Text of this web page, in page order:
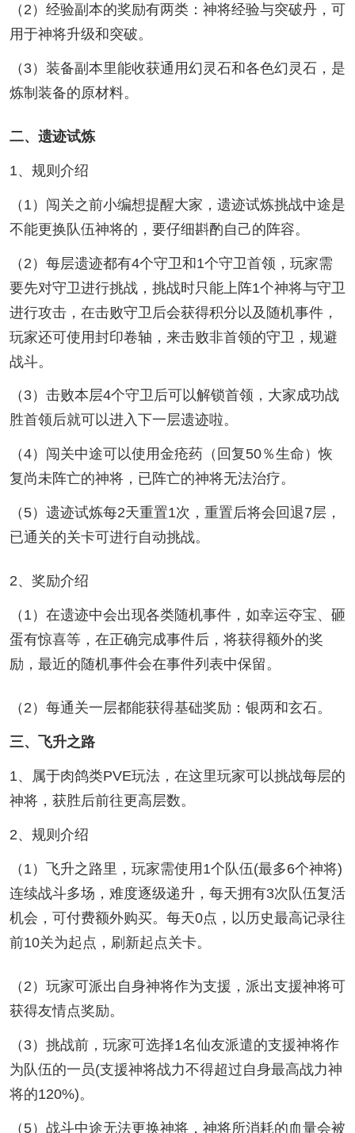
（2）经验副本的奖励有两类：神将经验与突破丹，可
用于神将升级和突破。
（3）装备副本里能收获通用幻灵石和各色幻灵石，是
炼制装备的原材料。
二、遗迹试炼
1、规则介绍
（1）闯关之前小编想提醒大家，遗迹试炼挑战中途是
不能更换队伍神将的，要仔细斟酌自己的阵容。
（2）每层遗迹都有4个守卫和1个守卫首领，玩家需
要先对守卫进行挑战，挑战时只能上阵1个神将与守卫
进行攻击，在击败守卫后会获得积分以及随机事件，
玩家还可使用封印卷轴，来击败非首领的守卫，规避
战斗。
（3）击败本层4个守卫后可以解锁首领，大家成功战
胜首领后就可以进入下一层遗迹啦。
（4）闯关中途可以使用金疮药（回复50％生命）恢
复尚未阵亡的神将，已阵亡的神将无法治疗。
（5）遗迹试炼每2天重置1次，重置后将会回退7层，
已通关的关卡可进行自动挑战。
2、奖励介绍
（1）在遗迹中会出现各类随机事件，如幸运夺宝、砸
蛋有惊喜等，在正确完成事件后，将获得额外的奖
励，最近的随机事件会在事件列表中保留。
（2）每通关一层都能获得基础奖励：银两和玄石。
三、飞升之路
1、属于肉鸽类PVE玩法，在这里玩家可以挑战每层的
神将，获胜后前往更高层数。
2、规则介绍
（1）飞升之路里，玩家需使用1个队伍(最多6个神将)
连续战斗多场，难度逐级递升，每天拥有3次队伍复活
机会，可付费额外购买。每天0点，以历史最高记录往
前10关为起点，刷新起点关卡。
（2）玩家可派出自身神将作为支援，派出支援神将可
获得友情点奖励。
（3）挑战前，玩家可选择1名仙友派遣的支援神将作
为队伍的一员(支援神将战力不得超过自身最高战力神
将的120%)。
（5）战斗中途无法更换神将，神将所消耗的血量会被